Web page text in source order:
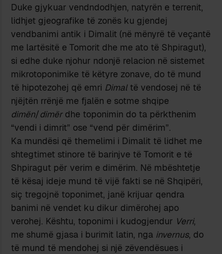
Duke gjykuar vendndodhjen, natyrën e terrenit,
lidhjet gjeografike të zonës ku gjendej
vendbanimi antik i Dimalit (në mënyrë të veçantë
me lartësitë e Tomorit dhe me ato të Shpiragut),
si edhe duke njohur ndonjë relacion në sistemet
mikrotoponimike të këtyre zonave, do të mund
të hipotezohej që emri Dimaltë vendosej në të
njëjtën rrënjë me fjalën e sotme shqipe
dimën/dimërdhe toponimin do ta përkthenim
“vendi i dimrit” ose “vend për dimërim”.
Ka mundësi që themelimi i Dimalit të lidhet me
shtegtimet stinore të barinjve të Tomorit e të
Shpiragut për verim e dimërim. Në mbështetje
të kësaj ideje mund të vijë fakti se në Shqipëri,
siç tregojnë toponimet, janë krijuar qendra
banimi në vendet ku dikur dimërohej apo
verohej. Kështu, toponimi i kudogjendur Verri,
me shumë gjasa i burimit latin, nga invernus, do
të mund të mendohej si një zëvendësues i